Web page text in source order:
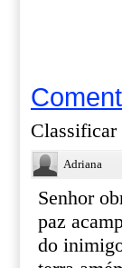
Classificar
Adriana
Senhor
paz
do